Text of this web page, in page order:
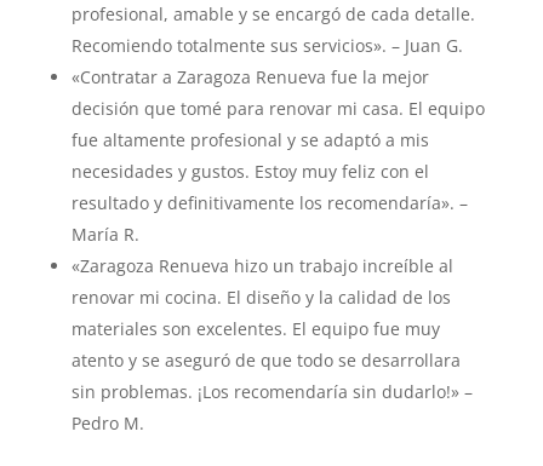
profesional, amable y se encargó de cada detalle.
Recomiendo totalmente sus servicios». – Juan G.
«Contratar a Zaragoza Renueva fue la mejor
decisión que tomé para renovar mi casa. El equipo
fue altamente profesional y se adaptó a mis
necesidades y gustos. Estoy muy feliz con el
resultado y definitivamente los recomendaría». –
María R.
«Zaragoza Renueva hizo un trabajo increíble al
renovar mi cocina. El diseño y la calidad de los
materiales son excelentes. El equipo fue muy
atento y se aseguró de que todo se desarrollara
sin problemas. ¡Los recomendaría sin dudarlo!» –
Pedro M.